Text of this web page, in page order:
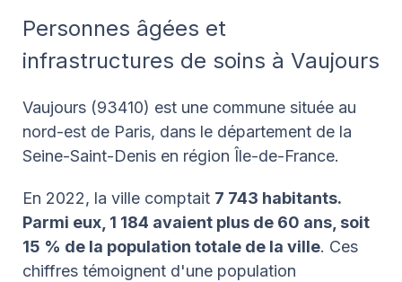
Personnes âgées et
infrastructures de soins à Vaujours
Vaujours (93410) est une commune située au
nord-est de Paris, dans le département de la
Seine-Saint-Denis en région Île-de-France.
En 2022, la ville comptait 7 743 habitants.
Parmi eux, 1 184 avaient plus de 60 ans, soit
15 % de la population totale de la ville. Ces
chiffres témoignent d'une population